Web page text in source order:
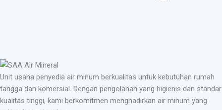
Unit usaha penyedia air minum berkualitas untuk kebutuhan rumah
tangga dan komersial. Dengan pengolahan yang higienis dan standar
kualitas tinggi, kami berkomitmen menghadirkan air minum yang